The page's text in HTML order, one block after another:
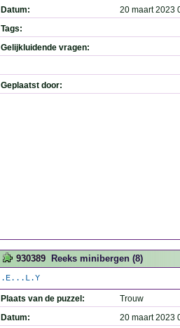
Datum:
20 maart 2023
Tags:
Gelijkluidende vragen:
Geplaatst door:
930389 Reeks minibergen (8)
.E...L.Y
Plaats van de puzzel:
Trouw
Datum:
20 maart 2023